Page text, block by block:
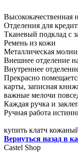
Высококачественная
Отделения для
Тканевый подклад с
Ремень из кожи
Металлическая
Внешнее отделение
Внутреннее
Прекрасно
карты, записная
важные мелочи
Каждая ручка и
Ручная работа
купить клатч
Вернуться назад в
Castel Shop